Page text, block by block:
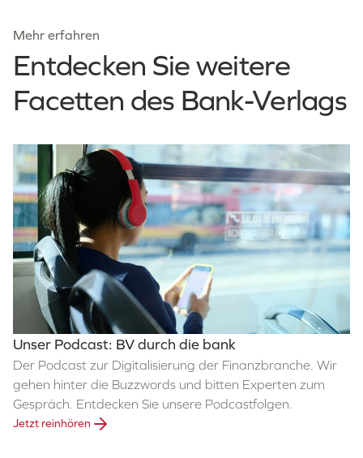
Mehr erfahren
Entdecken Sie weitere
Facetten des Bank-Verlags
Unser Podcast: BV durch die bank
Der Podcast zur Digitalisierung der Finanzbranche. Wir
gehen hinter die Buzzwords und bitten Experten zum
Gespräch. Entdecken Sie unsere Podcastfolgen.
Jetzt reinhören